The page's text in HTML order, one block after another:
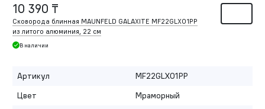
10 390 ₸
Сковорода блинная MAUNFELD GALAXITE MF22GLX01PP
из литого алюминия, 22 см
В наличии
Артикул
MF22GLX01PP
Цвет
Мраморный